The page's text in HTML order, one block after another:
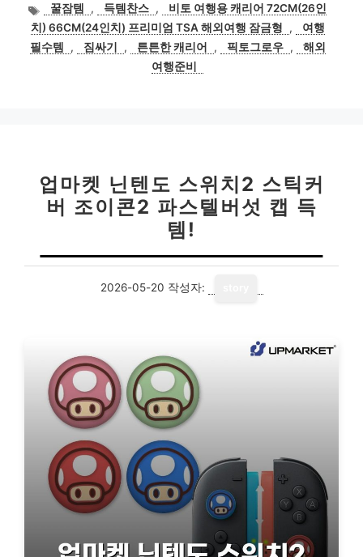
태
그
꿀잠템 , 득템찬스 ,
비토 여행용 캐리어 72CM(26인
치) 66CM(24인치) 프리미엄 TSA 해외여행 잠금형
,
여행
필수템
, 짐싸기 , 튼튼한 캐리어 , 픽토그로우 ,
해외
여행준비
업마켓 닌텐도 스위치2 스틱커
버 조이콘2 파스텔버섯 캡 득
템!
2026-05-20 작성자: